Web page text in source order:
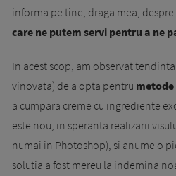
informa pe tine, draga mea, despre
care ne putem servi pentru a ne
In acest scop, am observat
vinovata) de a opta pentru
a cumpara creme cu ingrediente
este nou, in speranta realizarii
numai in Photoshop), si anume o
solutia a fost mereu la indemina